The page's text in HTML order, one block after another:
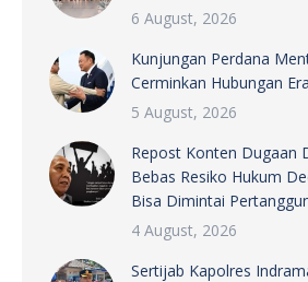
6 August, 2026
Kunjungan Perdana
Cerminkan Hubungan
5 August, 2026
Repost Konten Dugaan
Bebas Resiko Hukum
Bisa Dimintai
4 August, 2026
Sertijab Kapolres